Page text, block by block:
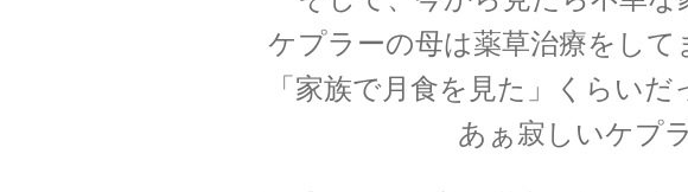
G・R・キルヒホフ
【反射熱と放射エネルギーと電気回路でそれぞれ法
ケプラーの母は薬草治療をして
「家族で月食を見た」くらいだ
あぁ寂しいケプラ